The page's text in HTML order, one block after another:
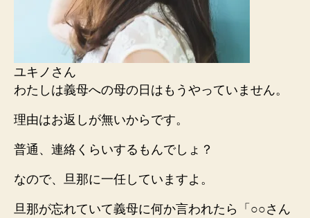
ユキノさん
わたしは義母への母の日はもうやっていません。
理由はお返しが無いからです。
普通、連絡くらいするもんでしょ？
なので、旦那に一任していますよ。
旦那が忘れていて義母に何か言われたら「○○さん